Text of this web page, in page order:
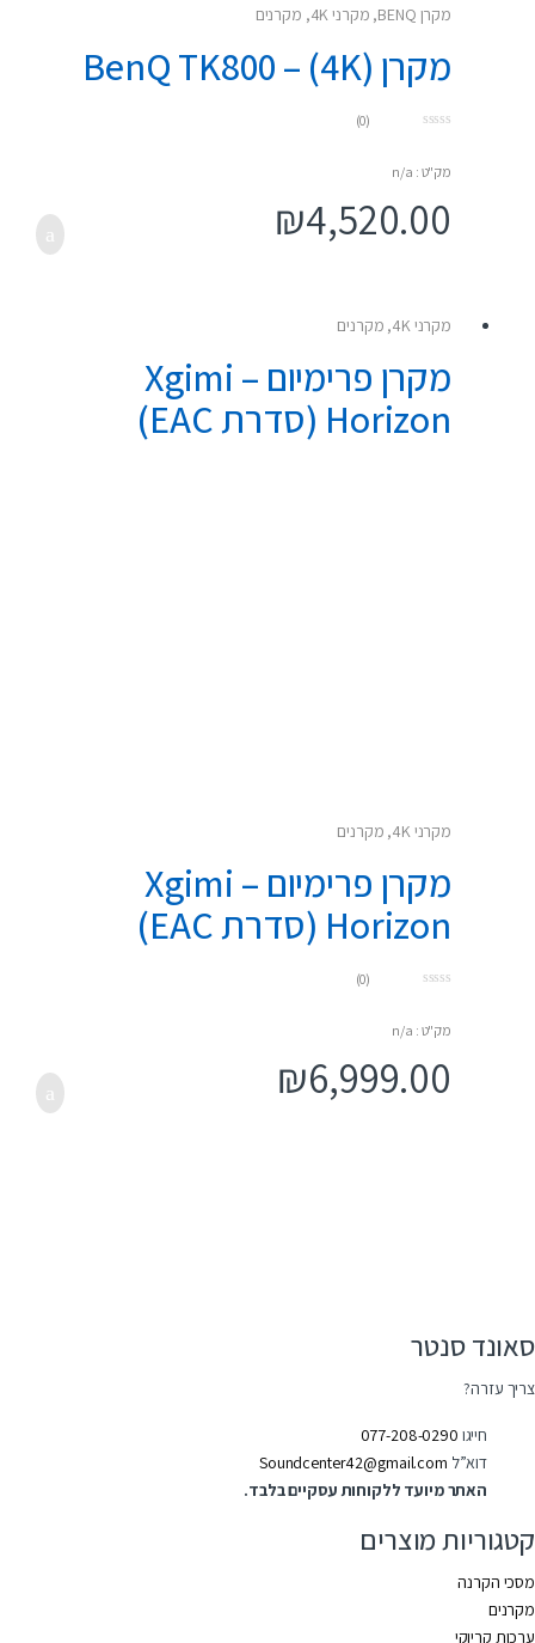
מקרן BENQ , מקרני 4K , מקרנים
מקרן (4K) – BenQ TK800
u
f
5
(0)
מק"ט : n/a
₪4,520.00
מקרני 4K , מקרנים
מקרן פרימיום – Xgimi
Horizon (סדרת EAC)
מקרני 4K , מקרנים
מקרן פרימיום – Xgimi
Horizon (סדרת EAC)
u
f
5
(0)
מק"ט : n/a
₪6,999.00
סאונד סנטר
צריך עזרה?
חייגו 077-208-0290
דוא”ל
האתר מיועד ללקוחות עסקיים בלבד.
קטגוריות מוצרים
מסכי הקרנה
מקרנים
ערכות קריוקי